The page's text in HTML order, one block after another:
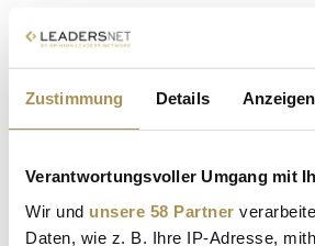
Zustimmung Details
Verantwortungsvoller Umgang mit
Wir und unsere 58 Partner
Daten, wie z. B. Ihre IP-Adresse,
Tipp
Seiten suchen, die genau diese
Cannes: Die erste Ehrenpalme